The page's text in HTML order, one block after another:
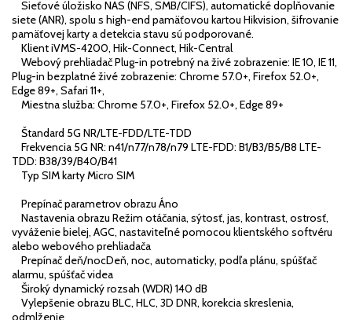
Sieťové úložisko NAS (NFS, SMB/CIFS), automatické doplňovanie
siete (ANR), spolu s high-end pamäťovou kartou Hikvision, šifrovanie
pamäťovej karty a detekcia stavu sú podporované.
Klient iVMS-4200, Hik-Connect, Hik-Central
Webový prehliadač Plug-in potrebný na živé zobrazenie: IE 10, IE 11,
Plug-in bezplatné živé zobrazenie: Chrome 57.0+, Firefox 52.0+,
Edge 89+, Safari 11+,
Miestna služba: Chrome 57.0+, Firefox 52.0+, Edge 89+
Štandard 5G NR/LTE-FDD/LTE-TDD
Frekvencia 5G NR: n41/n77/n78/n79 LTE-FDD: B1/B3/B5/B8 LTE-
TDD: B38/39/B40/B41
Typ SIM karty Micro SIM
Prepínač parametrov obrazu Áno
Nastavenia obrazu Režim otáčania, sýtosť, jas, kontrast, ostrosť,
vyváženie bielej, AGC, nastaviteľné pomocou klientského softvéru
alebo webového prehliadača
Prepínač deň/nocDeň, noc, automaticky, podľa plánu, spúšťač
alarmu, spúšťač videa
Široký dynamický rozsah (WDR) 140 dB
Vylepšenie obrazu BLC, HLC, 3D DNR, korekcia skreslenia,
odmlženie